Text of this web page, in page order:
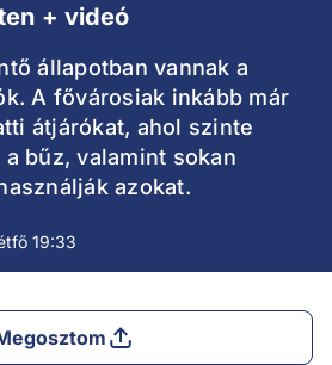
+ videó
állapotban vannak a
A fővárosiak inkább már
átjárókat, ahol szinte
bűz, valamint sokan
azokat.
19:33